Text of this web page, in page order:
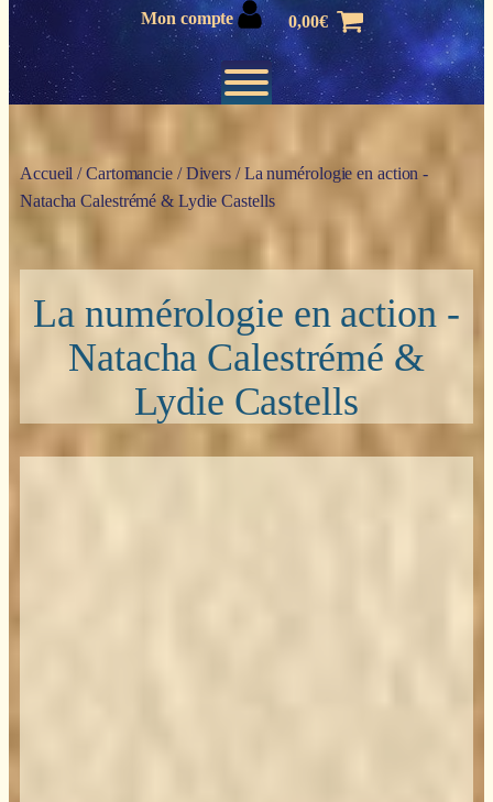
Mon compte 0,00€
Accueil /Cartomancie/Divers / La numérologie en action -
Natacha Calestrémé & Lydie Castells
La numérologie en action -
Natacha Calestrémé &
Lydie Castells